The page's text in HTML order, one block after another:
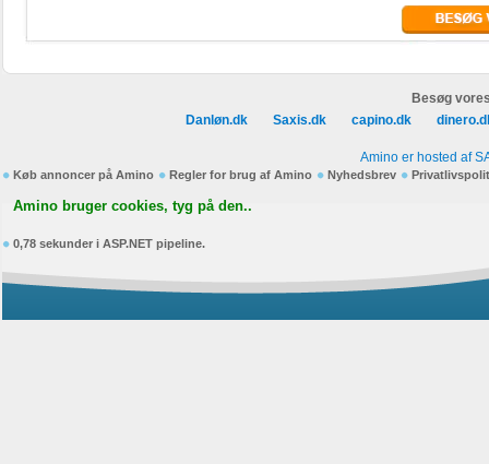
Besøg
Danløn.dk
Saxis.dk capino.dk
Amino er hosted af
Køb annoncer på Amino Regler for brug af Amino Nyhedsbrev
Amino bruger cookies, tyg på den..
0,78 sekunder i ASP.NET pipeline.